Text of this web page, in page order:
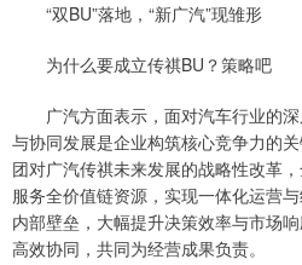
“双BU”落地，“新广汽”现雏形
为什么要成立传祺BU？策略吧
广汽方面表示，面对汽车行业的深
与协同发展是企业构筑核心竞争力的
团对广汽传祺未来发展的战略性改革
服务全价值链资源，实现一体化运营
内部壁垒，大幅提升决策效率与市场
高效协同，共同为经营成果负责。